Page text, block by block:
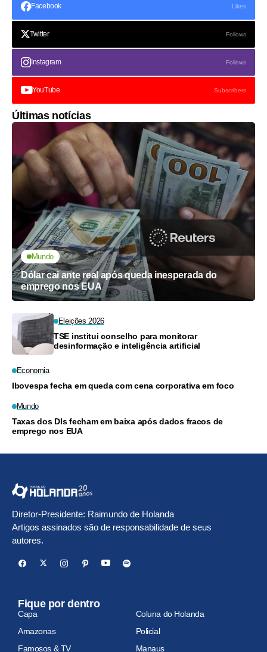
Facebook Likes
Twitter Follows
Instagram Follows
YouTube Subscribers
Últimas notícias
Mundo
Dólar cai ante real após queda inesperada do
emprego nos EUA
Eleições 2026
TSE institui conselho para monitorar
desinformação e inteligência artificial
Economia
Ibovespa fecha em queda com cena corporativa em foco
Mundo
Taxas dos DIs fecham em baixa após dados fracos de
emprego nos EUA
Diretor-Presidente: Raimundo de Holanda
Artigos assinados são de responsabilidade de seus
autores.
Fique por dentro
Capa
Coluna do Holanda
Amazonas
Policial
Famosos & TV
Manaus